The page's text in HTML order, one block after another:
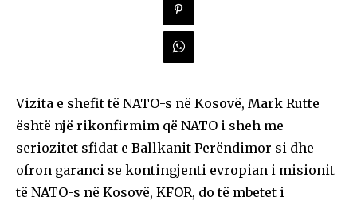
Vizita e shefit të NATO-s në Kosovë, Mark Rutte
është një rikonfirmim që NATO i sheh me
seriozitet sfidat e Ballkanit Perëndimor si dhe
ofron garanci se kontingjenti evropian i misionit
të NATO-s në Kosovë, KFOR, do të mbetet i